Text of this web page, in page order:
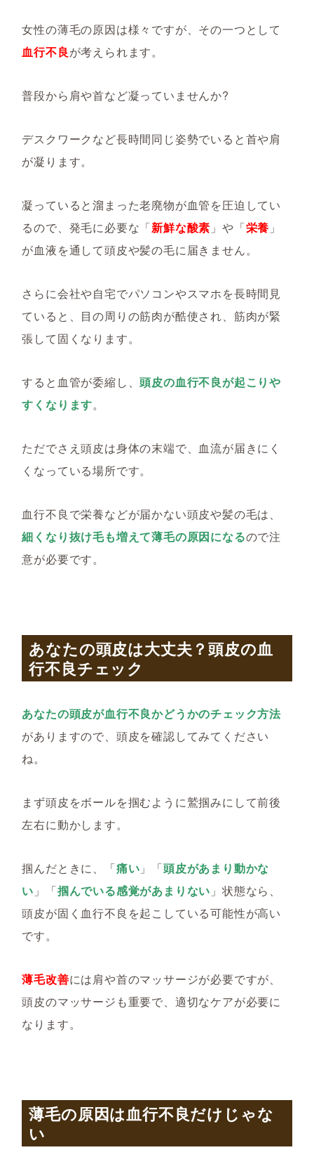
女性の薄毛の原因は様々ですが、その一つとして
血行不良が考えられます。
普段から肩や首など凝っていませんか?
デスクワークなど長時間同じ姿勢でいると首や肩
が凝ります。
凝っていると溜まった老廃物が血管を圧迫してい
るので、発毛に必要な「新鮮な酸素 」や「栄養 」
が血液を通して頭皮や髪の毛に届きません。
さらに会社や自宅でパソコンやスマホを長時間見
ていると、目の周りの筋肉が酷使され、筋肉が緊
張して固くなります。
すると血管が委縮し、頭皮の血行不良が起こりや
すくなります。
ただでさえ頭皮は身体の末端で、血流が届きにく
くなっている場所です。
血行不良で栄養などが届かない頭皮や髪の毛は、
細くなり抜け毛も増えて薄毛の原因になるので注
意が必要です。
あなたの頭皮は大丈夫？頭皮の血
行不良チェック
あなたの頭皮が血行不良かどうかのチェック方法
がありますので、頭皮を確認してみてください
ね。
まず頭皮をボールを掴むように鷲掴みにして前後
左右に動かします。
掴んだときに、「痛い 」「頭皮があまり動かな
い 」「掴んでいる感覚があまりない 」状態なら、
頭皮が固く血行不良を起こしている可能性が高い
です。
薄毛改善には肩や首のマッサージが必要ですが、
頭皮のマッサージも重要で、適切なケアが必要に
なります。
薄毛の原因は血行不良だけじゃな
い